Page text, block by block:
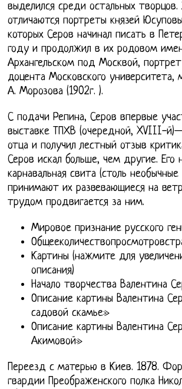
выделился среди остальных
отличаются портреты князей
которых Серов начинал писать в
году и продолжил в их родовом
Архангельском под Москвой,
доцента Московского университета,
А. Морозова (1902г. ).
С подачи Репина, Серов впервые
выставке ТПХВ (очередной, XVIII-
отца и получил лестный отзыв
Серов искал больше, чем другие. Его
карнавальная свита (столь
принимают их развевающиеся на
трудом продвигается за ним.
Мировое признание русского
Картины (нажмите для
описания)
Начало творчества Валентина
Описание картины Валентина
садовой скамье»
Описание картины Валентина
Акимовой»
Переезд с матерью в Киев. 1878.
гвардии Преображенского полка